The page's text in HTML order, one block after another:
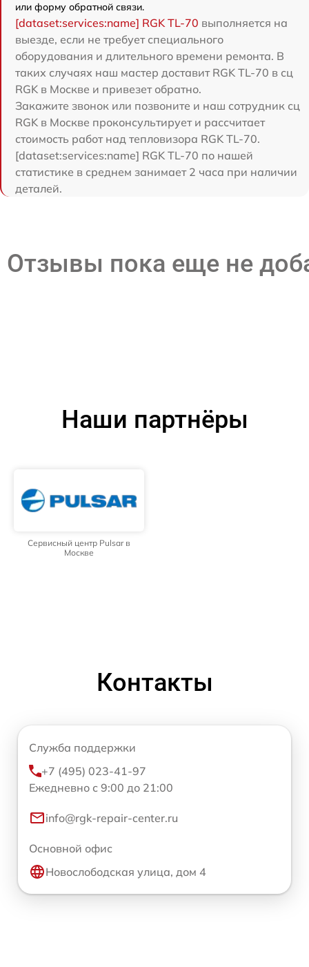
или форму обратной связи.
[dataset:services:name] RGK TL-70 выполняется на
выезде, если не требует специального
оборудования и длительного времени ремонта. В
таких случаях наш мастер доставит RGK TL-70 в сц
RGK в Москве и привезет обратно.
Закажите звонок или позвоните и наш сотрудник сц
RGK в Москве проконсультирует и рассчитает
стоимость работ над тепловизора RGK TL-70.
[dataset:services:name] RGK TL-70 по нашей
статистике в среднем занимает 2 часа при наличии
деталей.
Отзывы пока еще не
Наши партнёры
Сервисный центр Pulsar в
Москве
Контакты
Служба поддержки
+7 (495) 023-41-97
Ежедневно с 9:00 до 21:00
info@rgk-repair-center.ru
Основной офис
Новослободская улица, дом 4